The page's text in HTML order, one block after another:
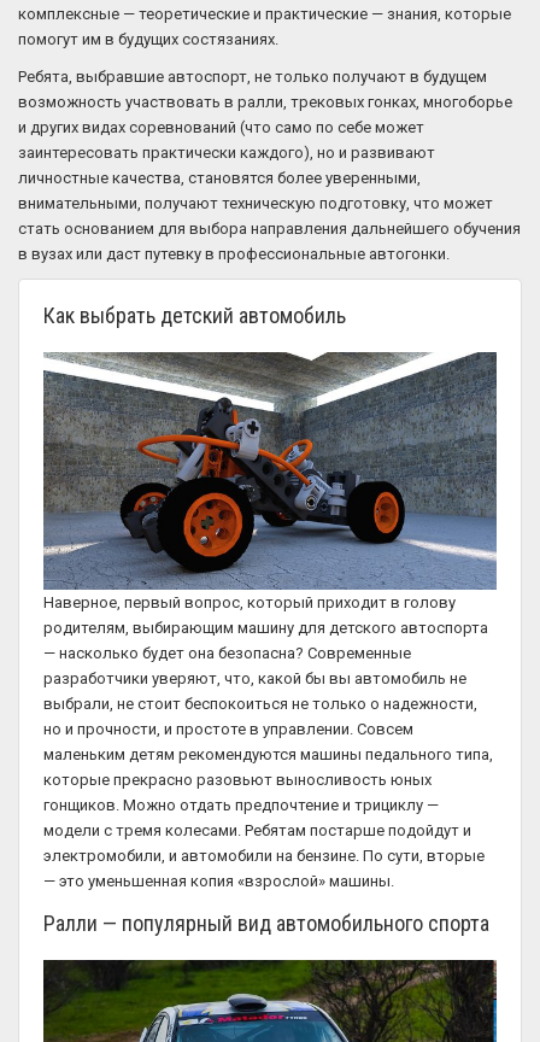
комплексные — теоретические и практические — знания, которые
помогут им в будущих состязаниях.
Ребята, выбравшие автоспорт, не только получают в будущем
возможность участвовать в ралли, трековых гонках, многоборье
и других видах соревнований (что само по себе может
заинтересовать практически каждого), но и развивают
личностные качества, становятся более уверенными,
внимательными, получают техническую подготовку, что может
стать основанием для выбора направления дальнейшего обучения
в вузах или даст путевку в профессиональные автогонки.
Как выбрать детский автомобиль
Наверное, первый вопрос, который приходит в голову
родителям, выбирающим машину для детского автоспорта
— насколько будет она безопасна? Современные
разработчики уверяют, что, какой бы вы автомобиль не
выбрали, не стоит беспокоиться не только о надежности,
но и прочности, и простоте в управлении. Совсем
маленьким детям рекомендуются машины педального типа,
которые прекрасно разовьют выносливость юных
гонщиков. Можно отдать предпочтение и трициклу —
модели с тремя колесами. Ребятам постарше подойдут и
электромобили, и автомобили на бензине. По сути, вторые
— это уменьшенная копия «взрослой» машины.
Ралли — популярный вид автомобильного спорта